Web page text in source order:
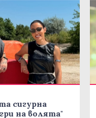
сигурна
на волята"